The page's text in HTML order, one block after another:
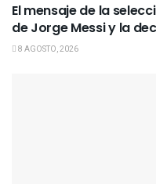
El mensaje de la
de Jorge Messi y la
8 AGOSTO, 2026